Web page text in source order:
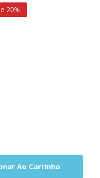
20%
Ao Carrinho